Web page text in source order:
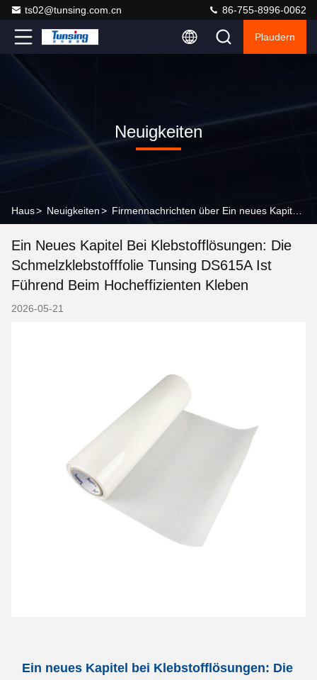
ts02@tunsing.com.cn 86-755-8996-0062
Plaudern
Neuigkeiten
Haus> Neuigkeiten>
Ein Neues Kapitel Bei Klebstofflösungen: Die
Schmelzklebstofffolie Tunsing DS615A Ist
Führend Beim Hocheffizienten Kleben
2026-05-21
Ein neues Kapitel bei Klebstofflösungen: Die